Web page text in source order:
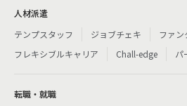
人材派遣
テンプスタッフ
ジョブチェキ
ファン
フレキシブルキャリア
Chall-edge パ
転職・就職